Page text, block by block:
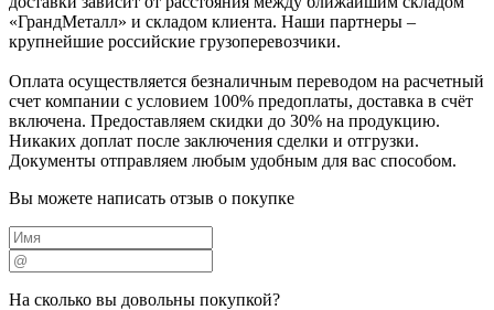
«ГрандМеталл» и складом клиента. Наши партнеры –
крупнейшие российские грузоперевозчики.
Оплата осуществляется безналичным переводом на расчетный
счет компании с условием 100% предоплаты, доставка в счёт
включена. Предоставляем скидки до 30% на продукцию.
Никаких доплат после заключения сделки и отгрузки.
Документы отправляем любым удобным для вас способом.
Вы можете написать отзыв о покупке
На сколько вы довольны покупкой?